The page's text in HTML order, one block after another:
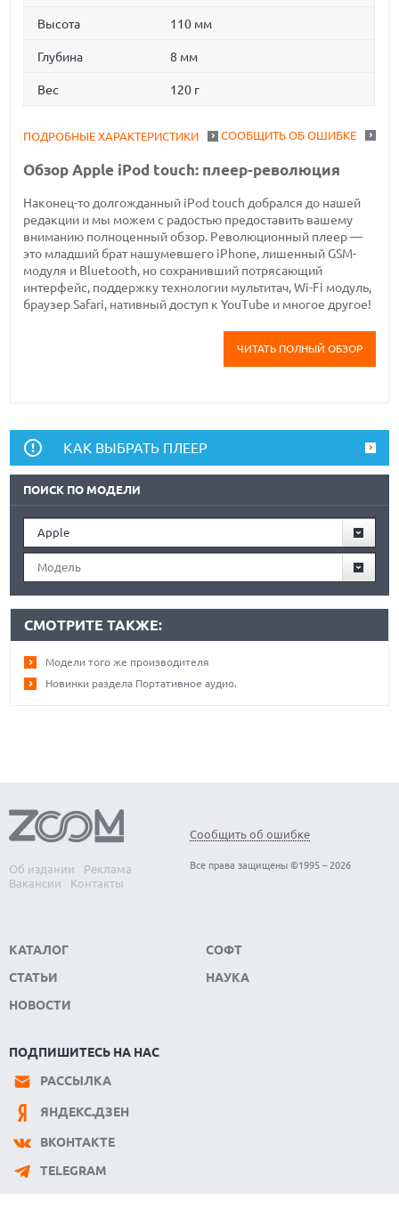
Высота 110 мм
Глубина 8 мм
Вес 120 г
СООБЩИТЬ ОБ ОШИБКЕ
ПОДРОБНЫЕ ХАРАКТЕРИСТИКИ
Обзор Apple iPod touch: плеер-революция
Наконец-то долгожданный iPod touch добрался до нашей
редакции и мы можем с радостью предоставить вашему
вниманию полноценный обзор. Революционный плеер —
это младший брат нашумевшего iPhone, лишенный GSM-
модуля и Bluetooth, но сохранивший потрясающий
интерфейс, поддержку технологии мультитач, Wi-Fi модуль,
браузер Safari, нативный доступ к YouTube и многое другое!
ЧИТАТЬ ПОЛНЫЙ ОБЗОР
КАК ВЫБРАТЬ ПЛЕЕР
ПОИСК ПО МОДЕЛИ
Apple
Модель
СМОТРИТЕ ТАКЖЕ:
Модели того же производителя
Новинки раздела Портативное аудио.
Об издании
Реклама
Вакансии
Контакты
Сообщить об ошибке
Все права защищены ©1995 – 2026
КАТАЛОГ
СТАТЬИ
НОВОСТИ
СОФТ
НАУКА
ПОДПИШИТЕСЬ НА НАС
РАССЫЛКА
ЯНДЕКС.ДЗЕН
ВКОНТАКТЕ
TELEGRAM